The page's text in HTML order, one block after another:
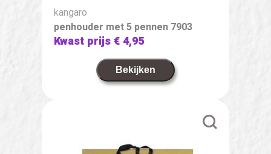
kangaro
penhouder met 5 pennen 7903
Kwast prijs€ 4,95
Bekijken